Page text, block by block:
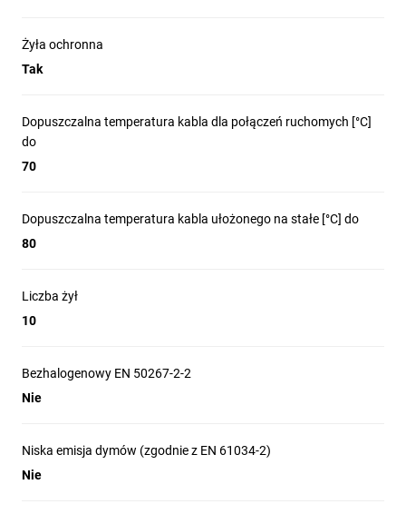
Żyła ochronna
Tak
Dopuszczalna temperatura kabla dla połączeń ruchomych [°C]
do
70
Dopuszczalna temperatura kabla ułożonego na stałe [°C] do
80
Liczba żył
10
Bezhalogenowy EN 50267-2-2
Nie
Niska emisja dymów (zgodnie z EN 61034-2)
Nie